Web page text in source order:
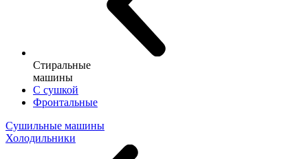
Стиральные
машины
С сушкой
Фронтальные
Сушильные машины
Холодильники